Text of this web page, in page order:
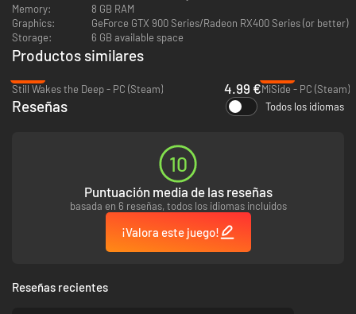
¿O te dejarás llevar por el nihilismo?
Para llevar a tus presas a un lugar seguro y apartado de las multitudes,
tendrás que entender quiénes son y qué es lo que más desean. ¿Un
cochero alcohólico de buen corazón? ¿Una pareja de recién casados con
problemas? ¿Un embustero codicioso, pero encantador? Tú decides si
ayudarles o quitarles la vida.
Memory:
8 GB RAM
Graphics:
GeForce GTX 900 Series/Radeon RX400 Series (or better)
Storage:
6 GB available space
Productos similares
Still Wakes the Deep - PC (Steam)
4.99 €MiSide - PC (Steam)
Reseñas Todos los idiomas
10
Puntuación media de las reseñas
basada en 6 reseñas, todos los idiomas incluidos
¡Valora este juego!
Reseñas recientes